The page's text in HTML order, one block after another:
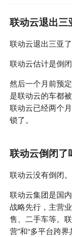
联动云退出三
联动云退出三亚
联动云估计是倒
然后一个月前预
是联动云的车都
联动云已经两个
锁了。
联动云倒闭了
联动云没有倒闭。
联动云集团是国
战略先行，主营
售、二手车等。
营”和“多平台跨界